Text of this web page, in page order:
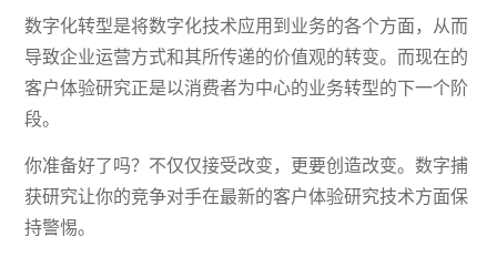
数字化转型是将数字化技术应用到业务的各个方面，从而
导致企业运营方式和其所传递的价值观的转变。而现在的
客户体验研究正是以消费者为中心的业务转型的下一个阶
段。
你准备好了吗？不仅仅接受改变，更要创造改变。数字捕
获研究让你的竞争对手在最新的客户体验研究技术方面保
持警惕。